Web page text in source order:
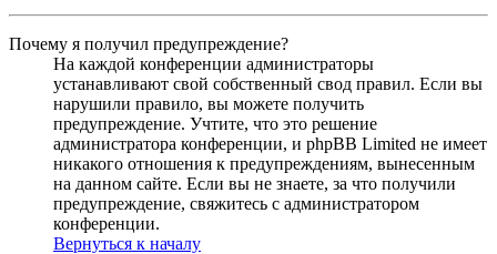
Почему я получил предупреждение?
На каждой конференции администраторы
устанавливают свой собственный свод правил. Если вы
нарушили правило, вы можете получить
предупреждение. Учтите, что это решение
администратора конференции, и phpBB Limited не имеет
никакого отношения к предупреждениям, вынесенным
на данном сайте. Если вы не знаете, за что получили
предупреждение, свяжитесь с администратором
конференции.
Вернуться к началу